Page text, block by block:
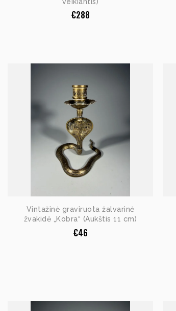
€288
Vintažinė graviruota žalvarinė
žvakidė „Kobra“ (Aukštis 11 cm)
€46